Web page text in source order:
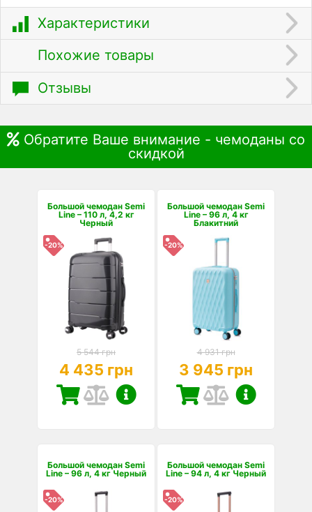
Характеристики
Похожие товары
Отзывы
Обратите Ваше внимание - чемоданы со
скидкой
Большой чемодан Semi
Line – 110 л, 4,2 кг
Черный
-20%
5 544 грн
4 435 грн
Большой чемодан Semi
Line – 96 л, 4 кг
Блакитний
-20%
4 931 грн
3 945 грн
Большой чемодан Semi
Line – 96 л, 4 кг Черный
-20%
Большой чемодан Semi
Line – 94 л, 4 кг Черный
-20%